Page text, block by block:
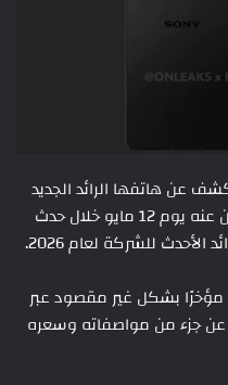
عن هاتفها الرائد الجديد
Sony Xperia 1 VIII، حيث سيتم الإعلان عنه يوم 12 مايو خلال حدث
للشركة لعام 2026.
مؤخرًا بشكل غير مقصود عبر
عن جزء من مواصفاته وسعره